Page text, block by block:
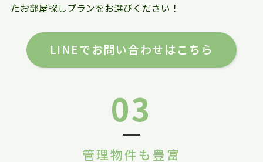
たお部屋探しプランをお選びください！
LINEでお問い合わせはこちら
03
管理物件も豊富